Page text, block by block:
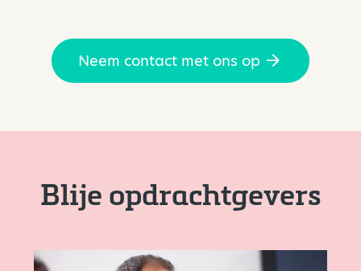
Neem contact met ons op
Blije opdrachtgevers